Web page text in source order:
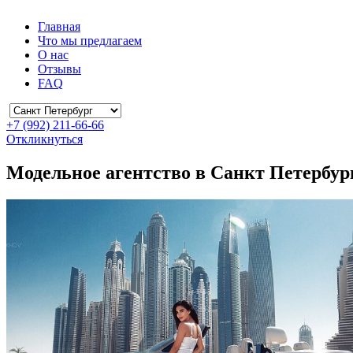
Главная
Что мы предлагаем
О нас
Отзывы
FAQ
+7 (992) 211-66-66
Откликнуться
Модельное агентство в Санкт